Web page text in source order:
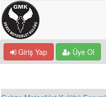
Giriş Yap Üye Ol